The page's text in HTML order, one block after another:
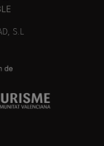
S.L